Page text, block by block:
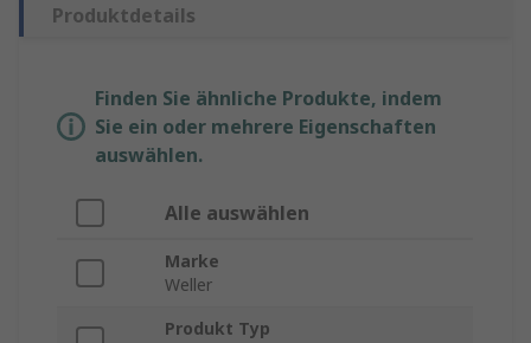
Produktdetails
Finden Sie ähnliche Produkte, indem
Sie ein oder mehrere Eigenschaften
auswählen.
Alle auswählen
Marke
Weller
Produkt Typ